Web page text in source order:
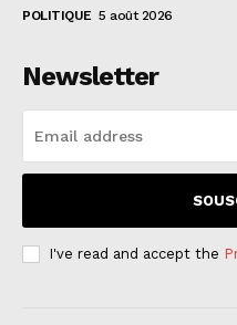
POLITIQUE 5 août 2026
Newsletter
I've read and accept the